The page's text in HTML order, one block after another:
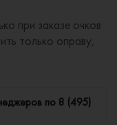
при заказе очков
только оправу,
по 8 (495)